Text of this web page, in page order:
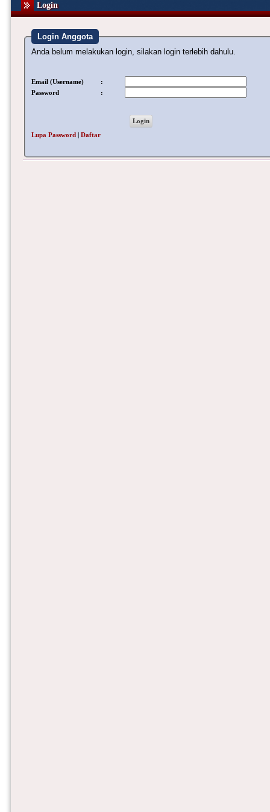
Login
Login Anggota
Anda belum melakukan login, silakan login terlebih dahulu.
Email (Username)
:
Password
:
Lupa Password | Daftar